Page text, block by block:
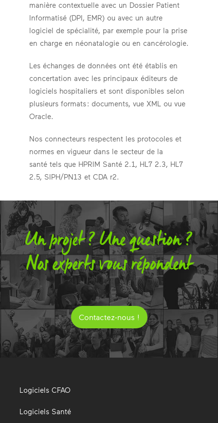
manière contextuelle avec un Dossier Patient
Informatisé (DPI, EMR) ou avec un autre
logiciel de spécialité, par exemple pour la prise
en charge en néonatalogie ou en cancérologie.
Les échanges de données ont été établis en
concertation avec les principaux éditeurs de
logiciels hospitaliers et sont disponibles selon
plusieurs formats : documents, vue XML ou vue
Oracle.
Nos connecteurs respectent les protocoles et
normes en vigueur dans le secteur de la
santé tels que HPRIM Santé 2.1, HL7 2.3, HL7
2.5, SIPH/PN13 et CDA r2.
Un projet ? Une question ?
Nos experts vous répondent
Contactez-nous !
Logiciels CFAO
Logiciels Santé